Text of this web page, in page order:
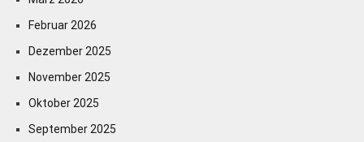
Februar 2026
Dezember 2025
November 2025
Oktober 2025
September 2025